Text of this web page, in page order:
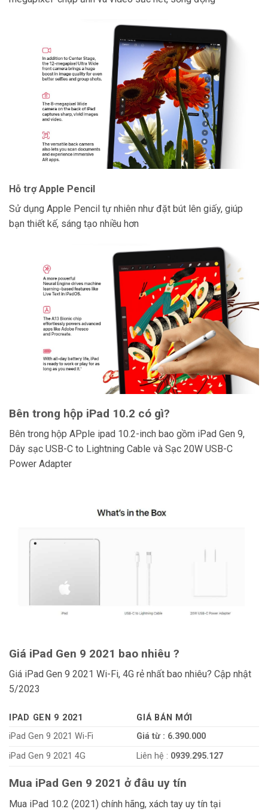
Hỗ trợ Apple Pencil
Sử dụng Apple Pencil tự nhiên như đặt bút lên giấy, giúp
bạn thiết kế, sáng tạo nhiều hơn
Bên trong hộp iPad 10.2 có gì?
Bên trong hộp APple ipad 10.2-inch bao gồm iPad Gen 9,
Dây sạc USB-C to Lightning Cable và Sạc 20W USB-C
Power Adapter
Giá iPad Gen 9 2021 bao nhiêu ?
Giá iPad Gen 9 2021 Wi-Fi, 4G rẻ nhất bao nhiêu? Cập nhật
5/2023
IPAD GEN 9 2021
GIÁ BÁN MỚI
iPad Gen 9 2021 Wi-Fi
Giá từ : 6.390.000
iPad Gen 9 2021 4G
Liên hệ : 0939.295.127
Mua iPad Gen 9 2021 ở đâu uy tín
Mua iPad 10.2 (2021) chính hãng, xách tay uy tín tại